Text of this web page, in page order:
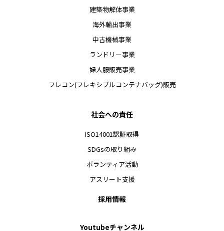
建築物解体事業
海外輸出事業
中古機械事業
ランドリー事業
婦人服販売事業
フレコン(フレキシブルコンテナバッグ)販売
社会への責任
ISO14001認証取得
SDGsの取り組み
ボランティア活動
アスリート支援
採用情報
Youtubeチャンネル